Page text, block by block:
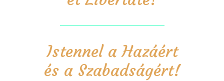
Istennel a Hazáért
és a Szabadságért!